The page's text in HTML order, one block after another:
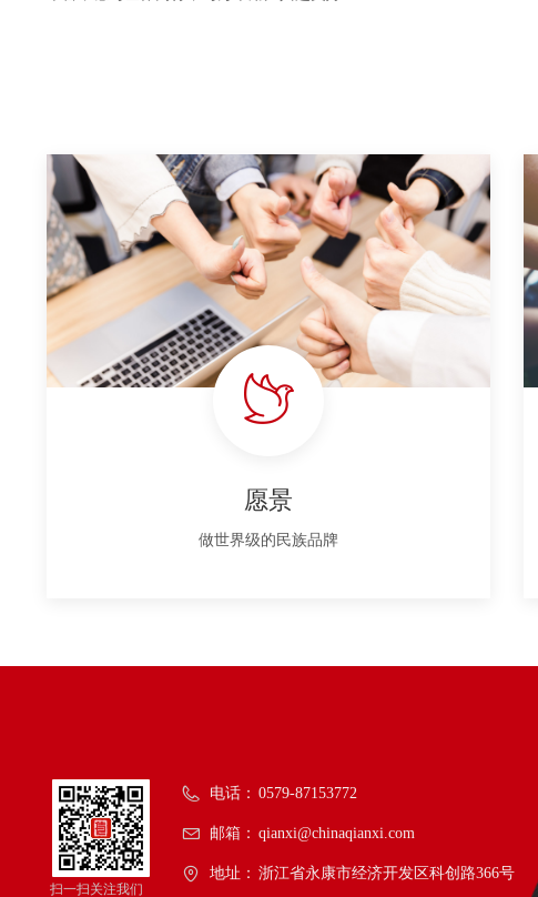
愿景
做世界级的民族品牌
扫一扫关注我们
电话： 0579-87153772
邮箱： qianxi@chinaqianxi.com
地址： 浙江省永康市经济开发区科创路366号